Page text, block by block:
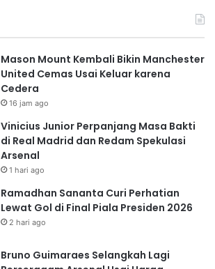
Mason Mount Kembali Bikin Manchester
United Cemas Usai Keluar karena
Cedera
16 jam ago
Vinicius Junior Perpanjang Masa Bakti
di Real Madrid dan Redam Spekulasi
Arsenal
1 hari ago
Ramadhan Sananta Curi Perhatian
Lewat Gol di Final Piala Presiden 2026
2 hari ago
Bruno Guimaraes Selangkah Lagi